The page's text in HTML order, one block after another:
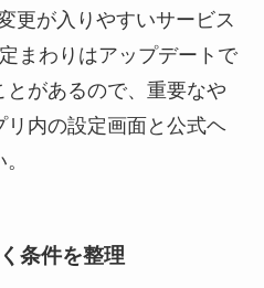
更が入りやすいサービス
まわりはアップデートで
があるので、重要なや
リ内の設定画面と公式ヘ
条件を整理